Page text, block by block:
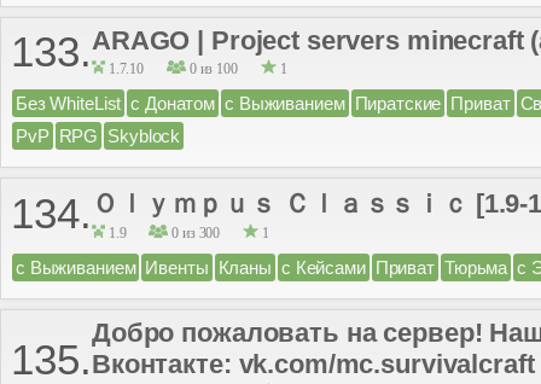
133.ARAGO | Project servers minecraft
1.7.10 0 из 100 1
Без WhiteList с Донатом с Выживанием Пиратские Приват
PvP RPG Skyblock
134. Ｏｌｙｍｐｕｓ Ｃｌａｓｓｉｃ [1.9-
1.9 0 из 300 1
с Выживанием Ивенты Кланы с Кейсами Приват Тюрьма с
135.
Добро пожаловать на сервер!
Вконтакте: vk.com/mc.survivalcraft